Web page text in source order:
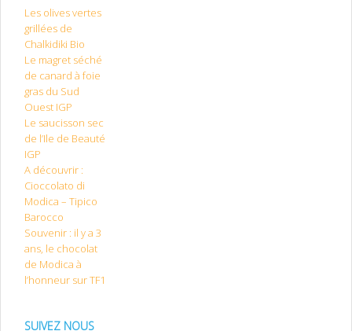
Les olives vertes
grillées de
Chalkidiki Bio
Le magret séché
de canard à foie
gras du Sud
Ouest IGP
Le saucisson sec
de l’Ile de Beauté
IGP
A découvrir :
Cioccolato di
Modica – Tipico
Barocco
Souvenir : il y a 3
ans, le chocolat
de Modica à
l’honneur sur TF1
SUIVEZ NOUS